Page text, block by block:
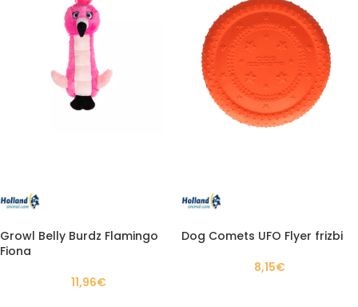
Growl Belly Burdz Flamingo
Fiona
11,96€
Dog Comets UFO Flyer frizbi
8,15€